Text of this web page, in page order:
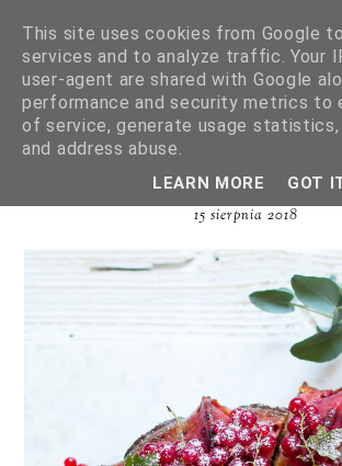
CIASTO Z BIAŁĄ
PORZECZKAMI
15 sierpnia 2018
This site uses cookies from Google
services and to analyze traffic. Your
user-agent are shared with Google
performance and security metrics to
of service, generate usage
and address abuse.
LEARN MORE GOT